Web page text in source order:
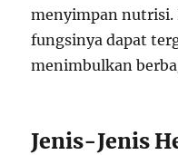
menyimpan nutrisi.
fungsinya dapat
menimbulkan
Jenis-Jenis